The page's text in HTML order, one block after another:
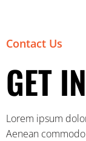
Contact Us
GET
Lorem ipsum
Aenean